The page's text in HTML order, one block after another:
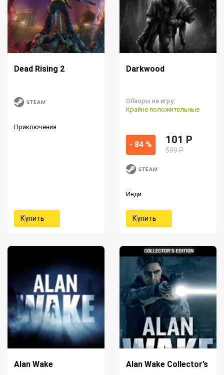
Dead Rising 2
Приключения
Купить
Darkwood
Обзоры на игру:
Крайне положительные
- 84 % 101 P
599 Р
Инди
Купить
Alan Wake
Alan Wake Collector’s